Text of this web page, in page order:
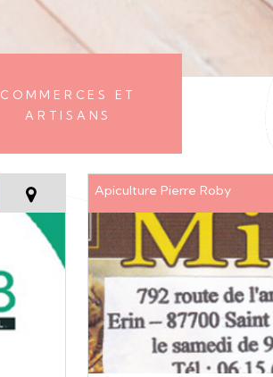
Commerces et
Artisans
Apiculture Pierre Roby